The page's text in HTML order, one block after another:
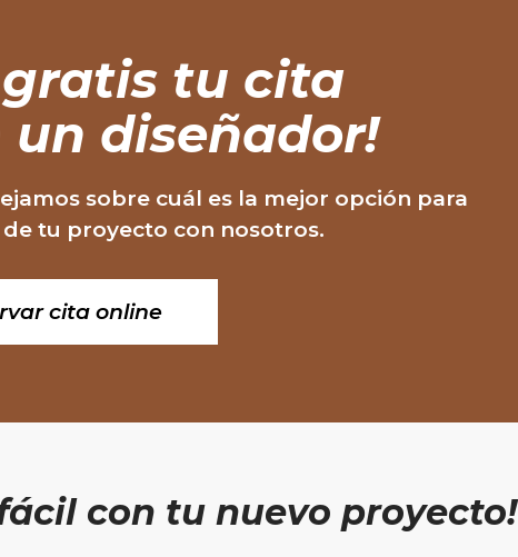
tu cita
diseñador!
sobre cuál es la mejor opción para
tu proyecto con nosotros.
cita online
con tu nuevo proyecto!